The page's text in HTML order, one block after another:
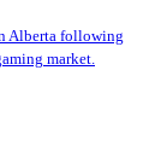
Alberta following
market.